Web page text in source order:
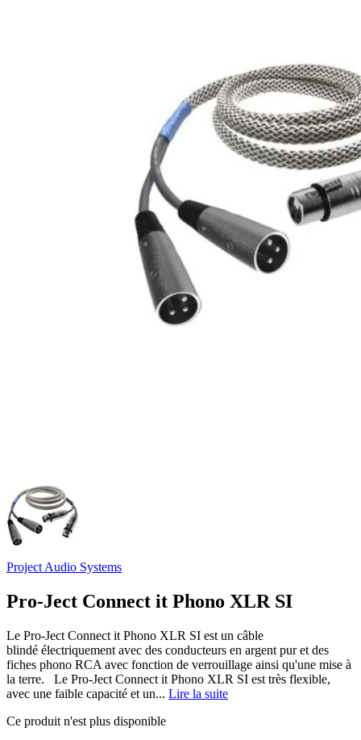
Project Audio Systems
Pro-Ject Connect it Phono XLR SI
Le Pro-Ject Connect it Phono XLR SI est un câble
blindé électriquement avec des conducteurs en argent pur et des
fiches phono RCA avec fonction de verrouillage ainsi qu'une mise à
la terre. Le Pro-Ject Connect it Phono XLR SI est très flexible,
avec une faible capacité et un... Lire la suite
Ce produit n'est plus disponible